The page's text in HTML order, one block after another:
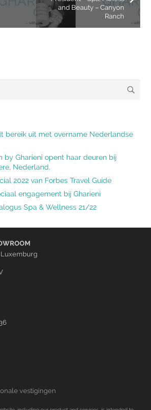
and Beauty – Canyon
Ranch
bereik uit met overname Nederlandse
by Gharieni opent haar deuren bij
Nederland.
2022 van Forbes Travel Guide
engagement bij Gharieni
Spa & Wellness 21/22
vestigingen